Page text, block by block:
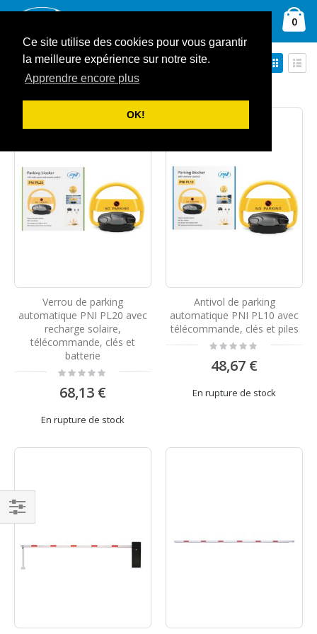
Ce site utilise des cookies pour vous garantir
la meilleure expérience sur notre site.
Apprendre encore plus
OK!
Allez
0
Rechercher
Trier par
Par
en
Afficher
Verrou de parking
automatique PNI PL20 avec
recharge solaire,
télécommande, clés et
batterie
Rating:
0%
68,13 €
En rupture de stock
Antivol de parking
automatique PNI PL10 avec
télécommande, clés et piles
Rating:
0%
48,67 €
En rupture de stock
Filtrer
par